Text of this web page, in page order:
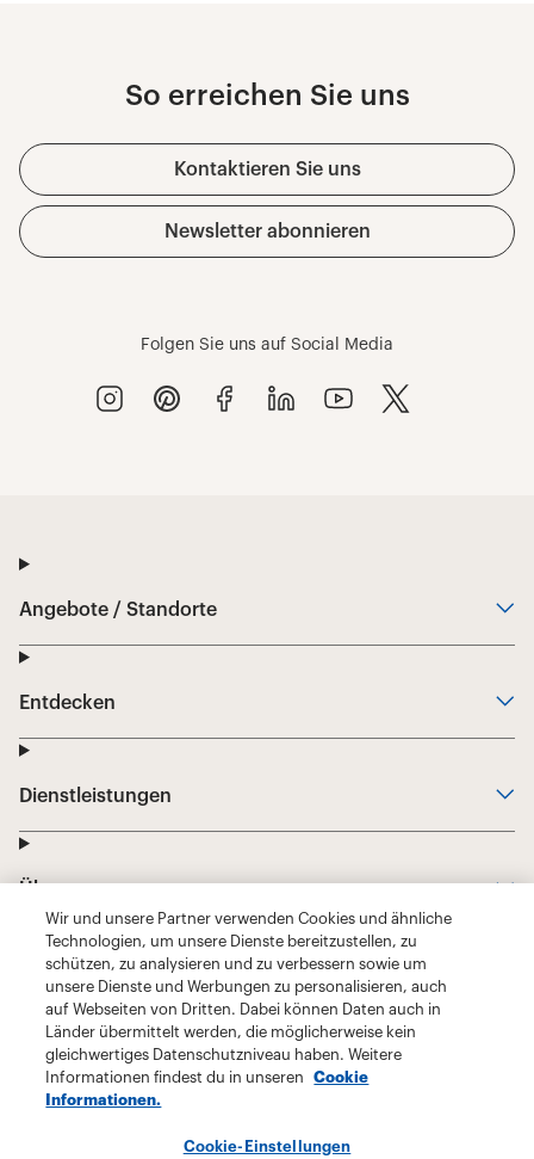
Wir und unsere Partner verwenden Cookies und ähnliche
Technologien, um unsere Dienste bereitzustellen, zu
schützen, zu analysieren und zu verbessern sowie um
unsere Dienste und Werbungen zu personalisieren, auch
auf Webseiten von Dritten. Dabei können Daten auch in
Länder übermittelt werden, die möglicherweise kein
gleichwertiges Datenschutzniveau haben. Weitere
Informationen findest du in unseren
Cookie
Informationen.
Cookie-Einstellungen